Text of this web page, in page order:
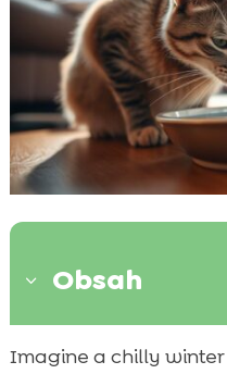
3 Obsah
 Význam
Imagine a chilly